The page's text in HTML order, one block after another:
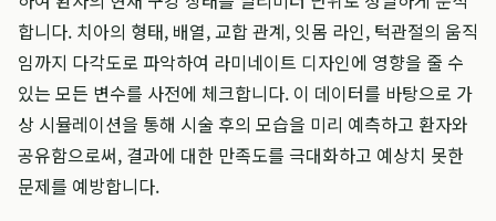
합니다. 치아의 형태, 배열, 교합 관계, 잇몸 라인, 턱관절의 움직
임까지 다각도로 파악하여 라미네이트 디자인에 영향을 줄 수
있는 모든 변수를 사전에 체크합니다. 이 데이터를 바탕으로 가
상 시뮬레이션을 통해 시술 후의 모습을 미리 예측하고 환자와
공유함으로써, 결과에 대한 만족도를 극대화하고 예상치 못한
문제를 예방합니다.